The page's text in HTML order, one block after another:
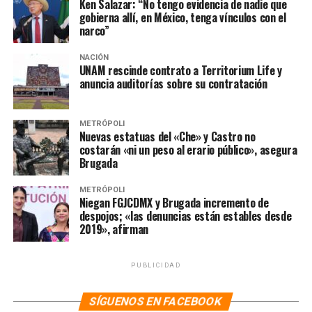
Sheinbaum Pardo dedicó parte del cierre de su
exposición a hablar de las mujeres, aunque se limitó a
decir que ellas merecen una vida libre de violencia y
tener las oportunidades de lograr concretar sus sueños
de la niñez, como el ser presidentas de la República.
Además, subrayó que pese a mantenerse históricamente
relegadas de los espacios de toma de decisiones, ahora
hay paridad de género en el Congreso de la Unión y en el
gabinete federal; en tanto, no mencionó ninguna
política o acción de su gobierno para lograr cualquiera
de esos objetivos.
Sheinbaum se reune con Alfaro,
diputados y empresarios
Durante su estancia en Jalisco, Claudia Sheibaum
Alfaro Ramírez. De acuerdo con esta, ambos sostuvieron
Ken Salazar: “No tengo evidencia de nadie que
gobierna allí, en México, tenga vínculos con el
narco”
NACIÓN
UNAM rescinde contrato a Territorium Life y
anuncia auditorías sobre su contratación
METRÓPOLI
Nuevas estatuas del «Che» y Castro no
costarán «ni un peso al erario público», asegura
Brugada
METRÓPOLI
Niegan FGJCDMX y Brugada incremento de
despojos; «las denuncias están estables desde
2019», afirman
PUBLICIDAD
SÍGUENOS EN FACEBOOK